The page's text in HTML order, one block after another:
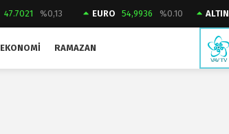
47.7021 %0,13 EURO 54,9936 %0.10 ALTIN
EKONOMI RAMAZAN